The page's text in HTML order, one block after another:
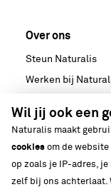
Over ons
Steun Naturalis
Werken bij
Nieuws
Media
Strategische
Ons gebouw
Wil jij ook een
Naturalis maakt
cookies om de
op zoals je IP-adres,
zelf bij ons achterlaat.